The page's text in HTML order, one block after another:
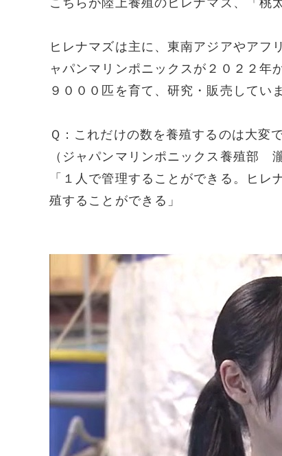
こちらが陸上養殖のヒレナマズ、「桃
ヒレナマズは主に、東南アジアやアフ
ャパンマリンポニックスが２０２２年
９０００匹を育て、研究・販売してい
Ｑ：これだけの数を養殖するのは大変
（ジャパンマリンポニックス養殖部
「１人で管理することができる。ヒ
殖することができる」